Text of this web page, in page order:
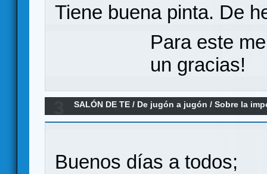
Tiene buena pinta. De
Para este
un gracias!
SALÓN DE TE / De jugón a jugón /Sobre la
Buenos días a todos;